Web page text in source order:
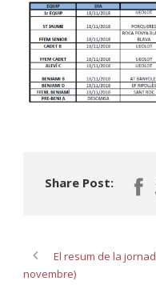
Share Post:
El resum de la
novembre)